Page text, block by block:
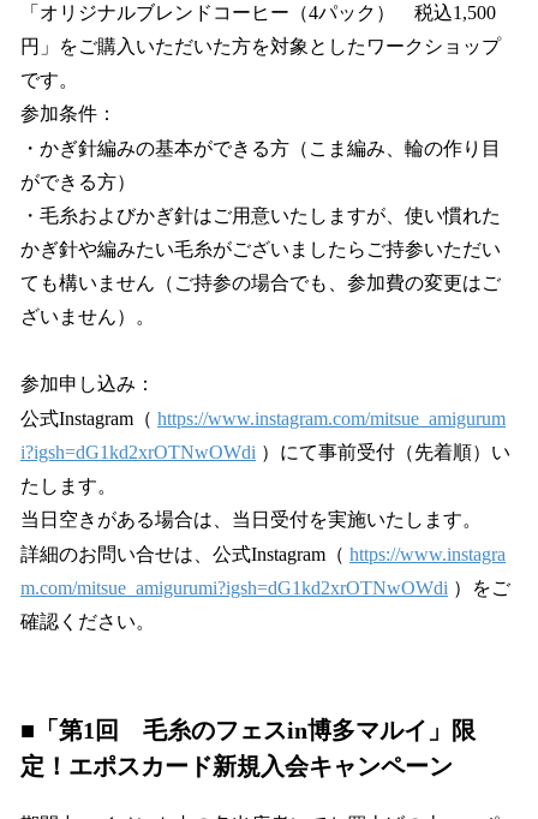
「オリジナルブレンドコーヒー（4パック） 税込1,500
円」をご購入いただいた方を対象としたワークショップ
です。
参加条件：
・かぎ針編みの基本ができる方（こま編み、輪の作り目
ができる方）
・毛糸およびかぎ針はご用意いたしますが、使い慣れた
かぎ針や編みたい毛糸がございましたらご持参いただい
ても構いません（ご持参の場合でも、参加費の変更はご
ざいません）。
参加申し込み：
公式Instagram（ https://www.instagram.com/mitsue_amigurum
i?igsh=dG1kd2xrOTNwOWdi ）にて事前受付（先着順）い
たします。
当日空きがある場合は、当日受付を実施いたします。
詳細のお問い合せは、公式Instagram（ https://www.instagra
m.com/mitsue_amigurumi?igsh=dG1kd2xrOTNwOWdi ）をご
確認ください。
■「第1回 毛糸のフェスin博多マルイ」限
定！エポスカード新規入会キャンペーン